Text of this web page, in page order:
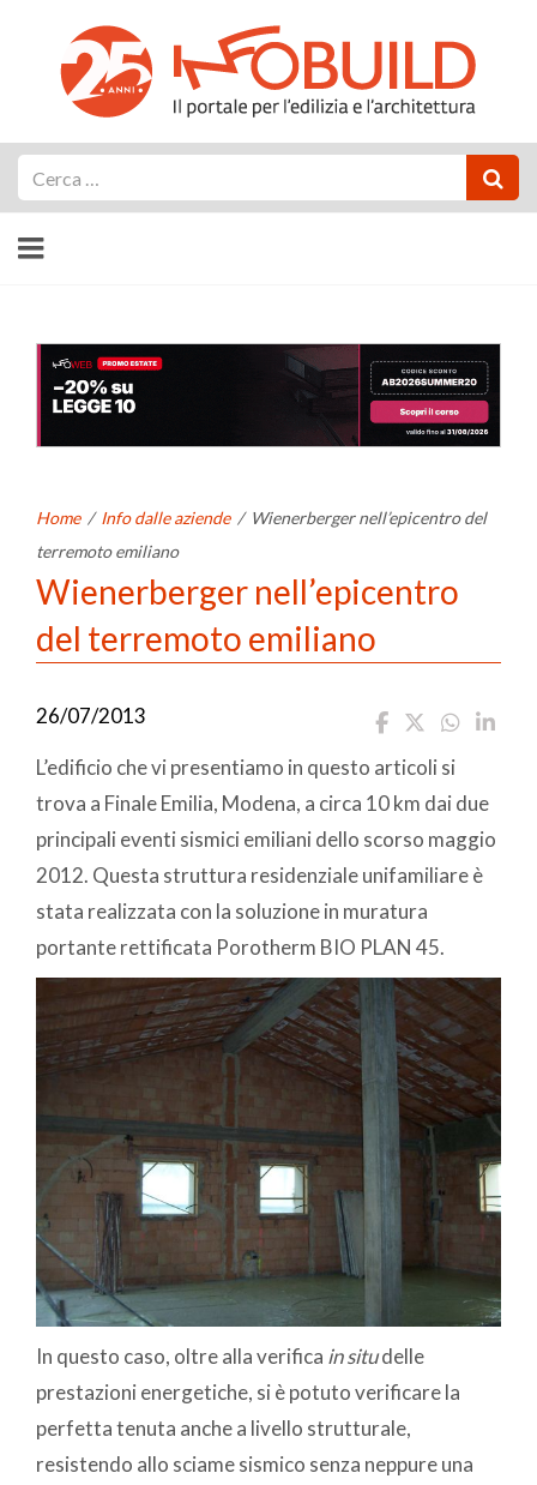
Home / Info dalle aziende / Wienerberger nell’epicentro del
terremoto emiliano
Wienerberger nell’epicentro
del terremoto emiliano
26/07/2013
L’edificio che vi presentiamo in questo articoli si
trova a Finale Emilia, Modena, a circa 10 km dai due
principali eventi sismici emiliani dello scorso maggio
2012. Questa struttura residenziale unifamiliare è
stata realizzata con la soluzione in muratura
portante rettificata Porotherm BIO PLAN 45.
In questo caso, oltre alla verifica in situdelle
prestazioni energetiche, si è potuto verificare la
perfetta tenuta anche a livello strutturale,
resistendo allo sciame sismico senza neppure una